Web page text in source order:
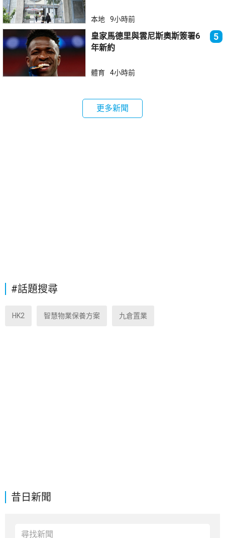
昔日新聞
本地 9小時前
皇家馬德里與雲尼斯奧斯簽署6
年新約
5
體育 4小時前
更多新聞
#話題搜尋
HK2 智慧物業保養方案 九倉置業